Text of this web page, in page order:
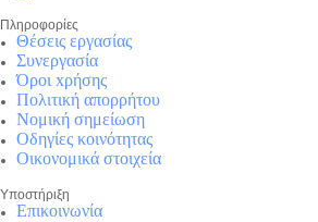
Πληροφορίες
Θέσεις εργασίας
Συνεργασία
Όροι xρήσης
Πολιτική απορρήτου
Νομική σημείωση
Οδηγίες κοινότητας
Οικονομικά στοιχεία
Υποστήριξη
Επικοινωνία